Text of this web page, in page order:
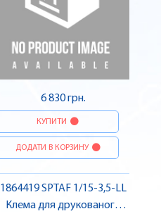
6 830 грн.
КУПИТИ
ДОДАТИ В КОРЗИНУ
1864419 SPTAF 1/15-3,5-LL
Клема для друкованого